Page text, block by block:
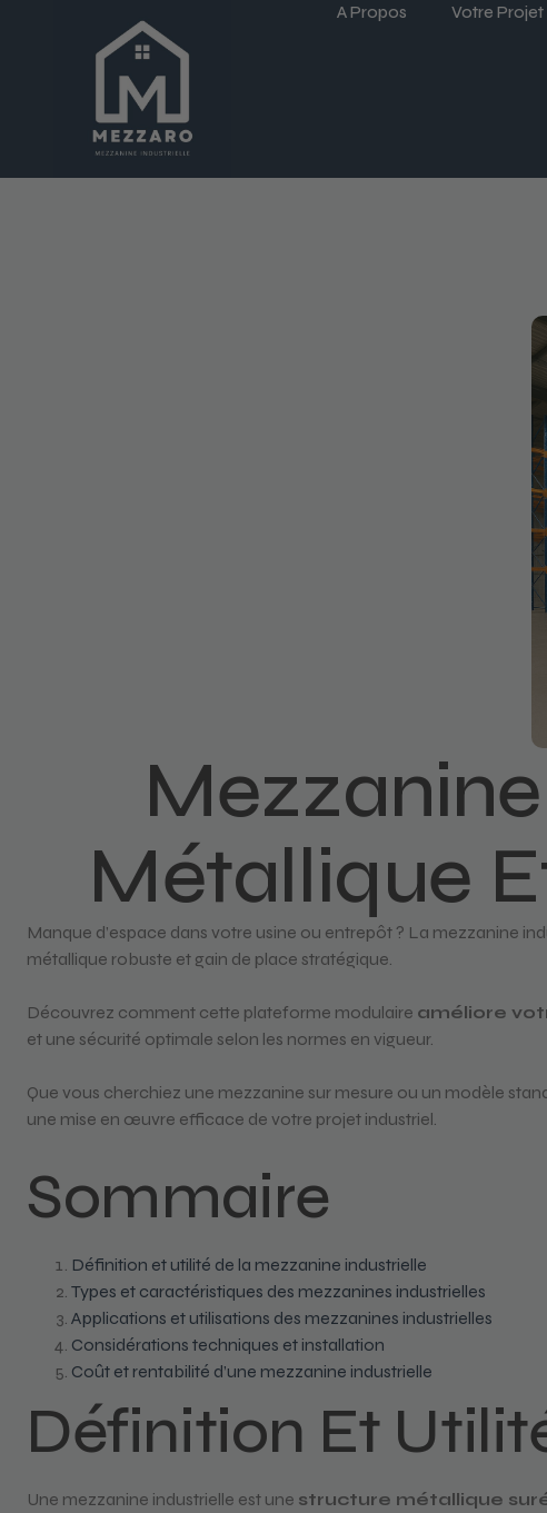
A Propos Votre Projet
Métallique
Manque d’espace dans votre usine ou entrepôt ? La mezzanine
métallique robuste et gain de place stratégique.
Découvrez comment cette plateforme modulaire améliore
et une sécurité optimale selon les normes en vigueur.
Que vous cherchiez une mezzanine sur mesure ou un modèle
une mise en œuvre efficace de votre projet industriel.
Sommaire
Définition et utilité de la mezzanine industrielle
Types et caractéristiques des mezzanines industrielles
Applications et utilisations des mezzanines industrielles
Considérations techniques et installation
Coût et rentabilité d’une mezzanine industrielle
Définition Et
Une mezzanine industrielle est une structure métallique